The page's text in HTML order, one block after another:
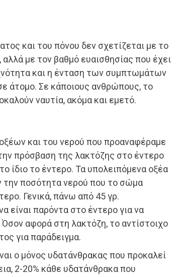
και του πόνου δεν σχετίζεται με το
με τον βαθμό ευαισθησίας που έχει
και η ένταση των συμπτωμάτων
άτομο. Σε κάποιους ανθρώπους, το
ναυτία, ακόμα και εμετό.
και του νερού που προαναφέραμε
πρόσβαση της λακτόζης στο έντερο
ίδιο το έντερο. Τα υπολειπόμενα οξέα
την ποσότητα νερού που το σώμα
Γενικά, πάνω από 45 γρ.
είναι παρόντα στο έντερο για να
αφορά στη λακτόζη, το αντίστοιχο
για παράδειγμα.
ο μόνος υδατάνθρακας που προκαλεί
2-20% κάθε υδατάνθρακα που